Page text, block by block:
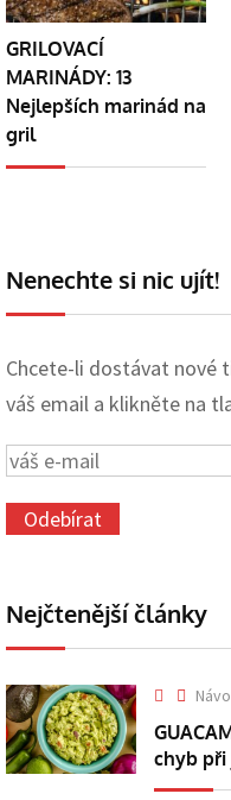
GRILOVACÍ
MARINÁDY: 13
Nejlepších marinád na
gril
Nenechte si nic ujít!
Chcete-li dostávat nové
váš email a klikněte na
Nejčtenější články
chyb